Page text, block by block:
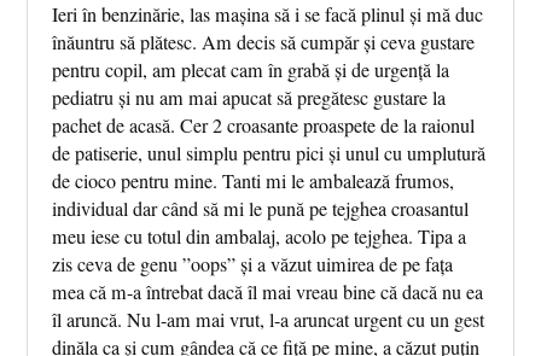
Ieri în benzinărie, las mașina să i se facă plinul și mă duc
înăuntru să plătesc. Am decis să cumpăr și ceva gustare
pentru copil, am plecat cam în grabă și de urgență la
pediatru și nu am mai apucat să pregătesc gustare la
pachet de acasă. Cer 2 croasante proaspete de la raionul
de patiserie, unul simplu pentru pici și unul cu umplutură
de cioco pentru mine. Tanti mi le ambalează frumos,
individual dar când să mi le pună pe tejghea croasantul
meu iese cu totul din ambalaj, acolo pe tejghea. Tipa a
zis ceva de genu ”oops” și a văzut uimirea de pe fața
mea că m-a întrebat dacă îl mai vreau bine că dacă nu ea
îl aruncă. Nu l-am mai vrut, l-a aruncat urgent cu un gest
dinăla ca și cum gândea că ce fiță pe mine, a căzut puțin